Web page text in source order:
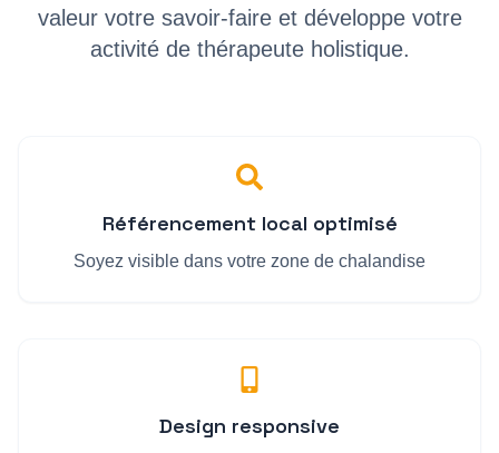
valeur votre savoir-faire et développe votre
activité de thérapeute holistique.
Référencement local optimisé
Soyez visible dans votre zone de chalandise
Design responsive